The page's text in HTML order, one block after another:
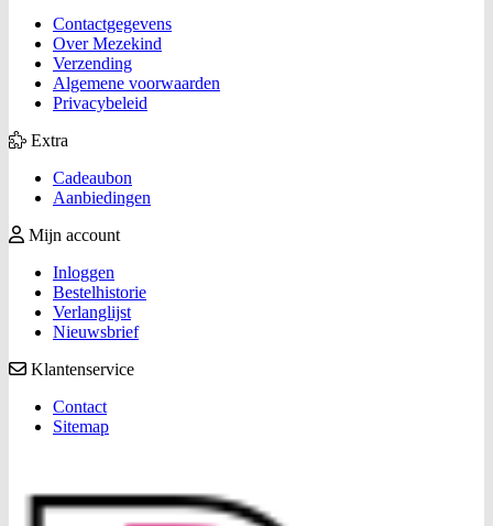
Contactgegevens
Over Mezekind
Verzending
Algemene voorwaarden
Privacybeleid
Extra
Cadeaubon
Aanbiedingen
Mijn account
Inloggen
Bestelhistorie
Verlanglijst
Nieuwsbrief
Klantenservice
Contact
Sitemap